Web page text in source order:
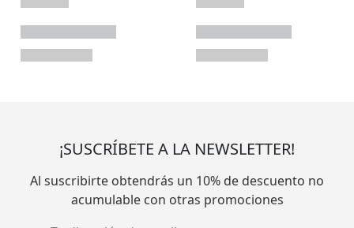
¡SUSCRÍBETE A LA NEWSLETTER!
Al suscribirte obtendrás un 10% de descuento no
acumulable con otras promociones